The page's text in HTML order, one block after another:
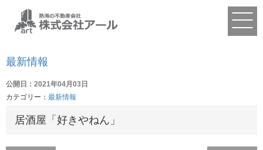
最新情報
公開日：2021年04月03日
カテゴリー： 最新情報
居酒屋「好きやねん」